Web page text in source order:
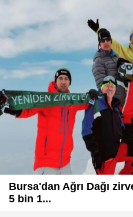
Bursa'dan Ağrı Dağı
5 bin 1...